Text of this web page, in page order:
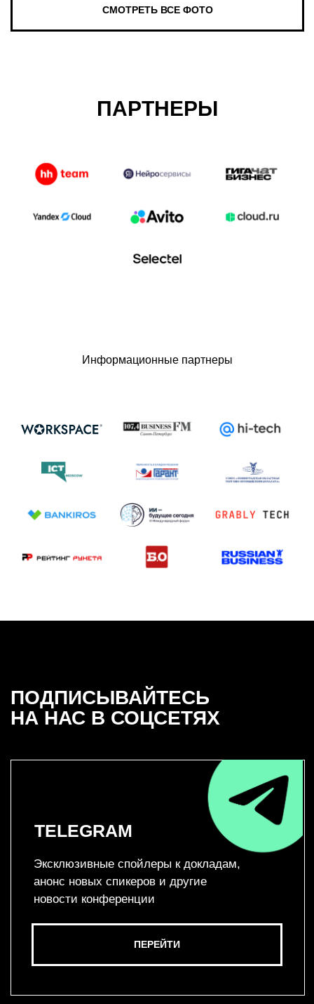
ПАРТНЕРЫ
Информационные партнеры